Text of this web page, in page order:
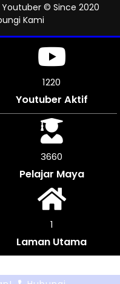
© Since 2020
Kami
1312
Youtuber Aktif
4134
Pelajar Maya
1
Laman Utama